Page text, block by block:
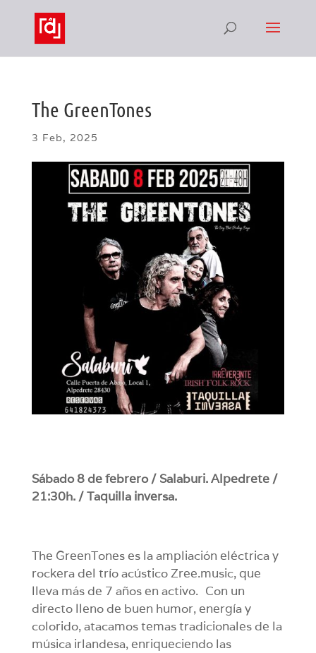
The GreenTones
3 Feb, 2025
Sábado 8 de febrero / Salaburi. Alpedrete /
21:30h. / Taquilla inversa.
The GreenTones es la ampliación eléctrica y
rockera del trío acústico Zree.music, que
lleva más de 7 años en activo. Con un
directo lleno de buen humor, energía y
colorido, atacamos temas tradicionales de la
música irlandesa, enriqueciendo las